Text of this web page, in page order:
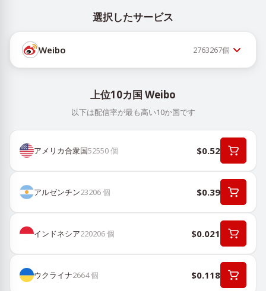
選択したサービス
Weibo 2763267個
上位10カ国 Weibo
以下は配信率が最も高い10か国です
アメリカ合衆国52550個 $0.52
アルゼンチン23206個 $0.39
インドネシア220206個 $0.021
ウクライナ2664個 $0.118